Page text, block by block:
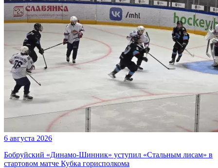
6 августа 2026
Бобруйский «Динамо-Шинник» уступил «Стальным лисам» в
стартовом матче Кубка горисполкома